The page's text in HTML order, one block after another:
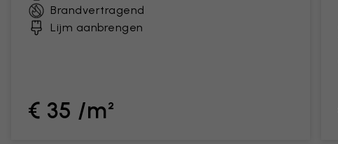
Brandvertragend
Lijm aanbrengen
€ 35 /m²